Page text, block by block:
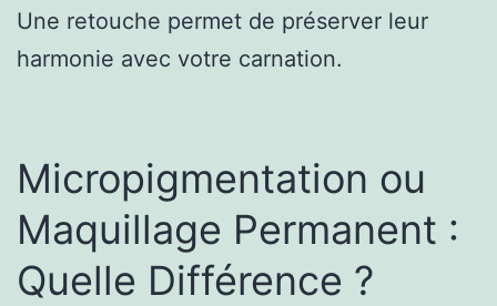
Une retouche permet de préserver leur
harmonie avec votre carnation.
Micropigmentation ou
Maquillage Permanent :
Quelle Différence ?